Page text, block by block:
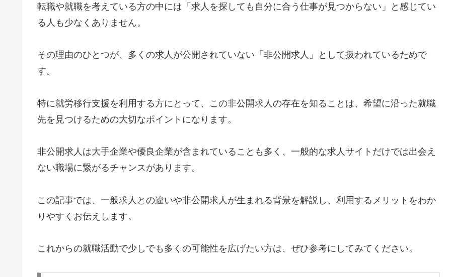
転職や就職を考えている方の中には「求人を探しても自分に合う仕事が見つからない」と感じてい
る人も少なくありません。
その理由のひとつが、多くの求人が公開されていない「非公開求人」として扱われているためで
す。
特に就労移行支援を利用する方にとって、この非公開求人の存在を知ることは、希望に沿った就職
先を見つけるための大切なポイントになります。
非公開求人は大手企業や優良企業が含まれていることも多く、一般的な求人サイトだけでは出会え
ない職場に繋がるチャンスがあります。
この記事では、一般求人との違いや非公開求人が生まれる背景を解説し、利用するメリットをわか
りやすくお伝えします。
これからの就職活動で少しでも多くの可能性を広げたい方は、ぜひ参考にしてみてください。